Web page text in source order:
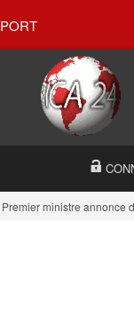
ministre annonce des